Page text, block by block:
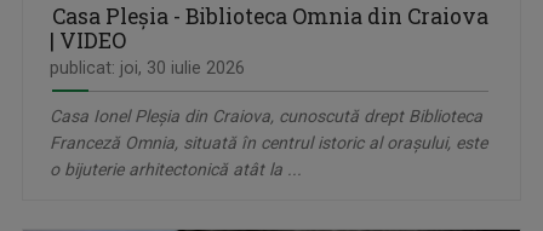
Casa Pleșia - Biblioteca Omnia din Craiova
| VIDEO
publicat: joi, 30 iulie 2026
Casa Ionel Pleșia din Craiova, cunoscută drept Biblioteca
Franceză Omnia, situată în centrul istoric al orașului, este
o bijuterie arhitectonică atât la ...